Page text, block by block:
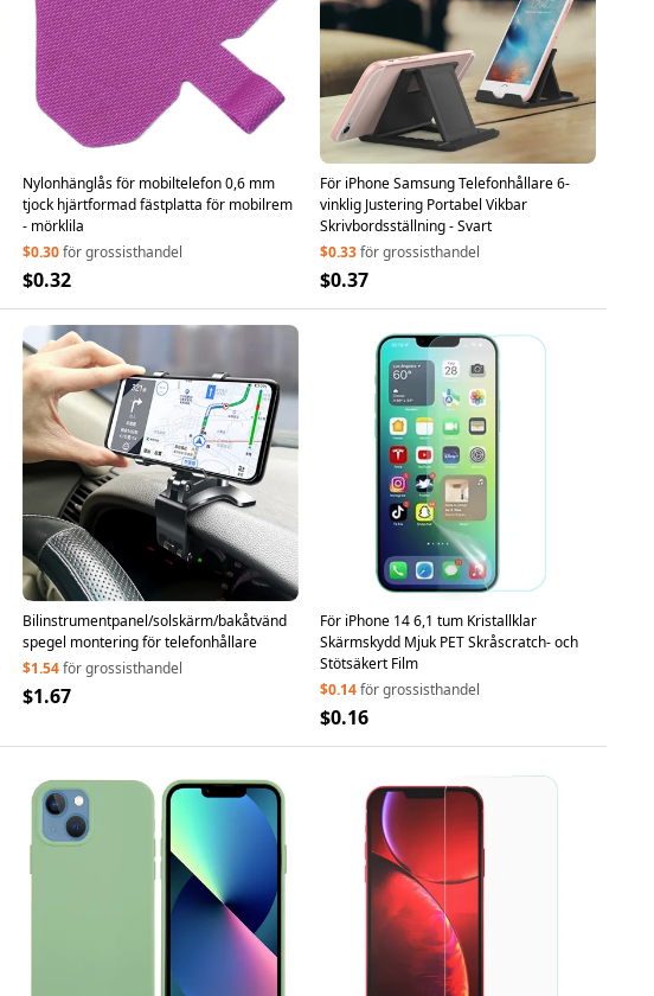
Nylonhänglås för mobiltelefon 0,6 mm
tjock hjärtformad fästplatta för mobilrem
- mörklila
$0.30för grossisthandel
$0.32
För iPhone Samsung Telefonhållare 6-
vinklig Justering Portabel Vikbar
Skrivbordsställning - Svart
$0.33för grossisthandel
$0.37
Bilinstrumentpanel/solskärm/bakåtvänd
spegel montering för telefonhållare
$1.54för grossisthandel
$1.67
För iPhone 14 6,1 tum Kristallklar
Skärmskydd Mjuk PET Skråscratch- och
Stötsäkert Film
$0.14för grossisthandel
$0.16